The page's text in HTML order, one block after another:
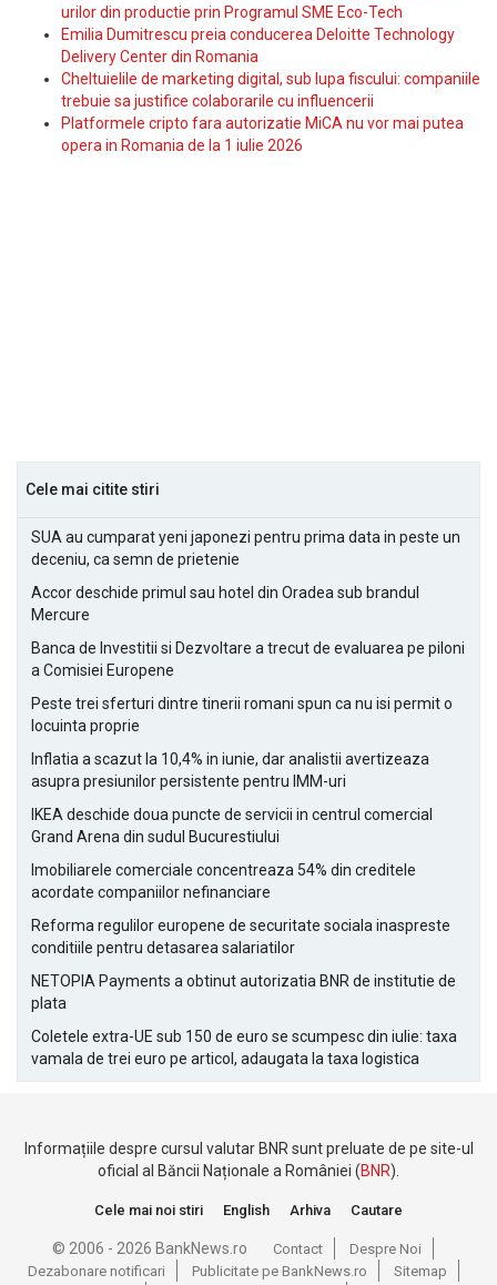
urilor din productie prin Programul SME Eco-Tech
Emilia Dumitrescu preia conducerea Deloitte Technology
Delivery Center din Romania
Cheltuielile de marketing digital, sub lupa fiscului: companiile
trebuie sa justifice colaborarile cu influencerii
Platformele cripto fara autorizatie MiCA nu vor mai putea
opera in Romania de la 1 iulie 2026
Cele mai citite stiri
SUA au cumparat yeni japonezi pentru prima data in peste un
deceniu, ca semn de prietenie
Accor deschide primul sau hotel din Oradea sub brandul
Mercure
Banca de Investitii si Dezvoltare a trecut de evaluarea pe piloni
a Comisiei Europene
Peste trei sferturi dintre tinerii romani spun ca nu isi permit o
locuinta proprie
Inflatia a scazut la 10,4% in iunie, dar analistii avertizeaza
asupra presiunilor persistente pentru IMM-uri
IKEA deschide doua puncte de servicii in centrul comercial
Grand Arena din sudul Bucurestiului
Imobiliarele comerciale concentreaza 54% din creditele
acordate companiilor nefinanciare
Reforma regulilor europene de securitate sociala inaspreste
conditiile pentru detasarea salariatilor
NETOPIA Payments a obtinut autorizatia BNR de institutie de
plata
Coletele extra-UE sub 150 de euro se scumpesc din iulie: taxa
vamala de trei euro pe articol, adaugata la taxa logistica
Informațiile despre cursul valutar BNR sunt preluate de pe site-ul
oficial al Băncii Naționale a României (BNR).
Cele mai noi stiri English Arhiva Cautare
© 2006 - 2026 BankNews.ro Contact
Despre Noi
Dezabonare notificari
Publicitate pe BankNews.ro Sitemap